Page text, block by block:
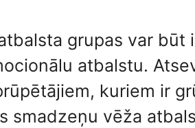
grupas var būt
atbalstu.
kuriem ir
smadzeņu vēža